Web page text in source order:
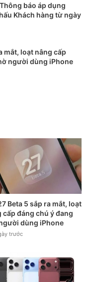
báo áp dụng
Khách hàng từ ngày
mắt, loạt nâng cấp
người dùng iPhone
Beta 5 sắp ra mắt, loạt
cấp đáng chú ý đang
dùng iPhone
trước